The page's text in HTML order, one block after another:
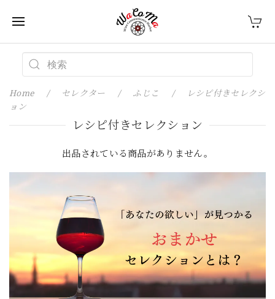
Home セレクター ふじこ
レシピ付きセレクシ
ョン
レシピ付きセレクション
出品されている商品がありません。